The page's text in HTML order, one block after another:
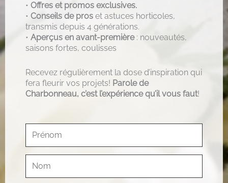
• Offres et promos exclusives.
• Conseils de pros et astuces horticoles,
transmis depuis 4 générations.
• Aperçus en avant-première: nouveautés,
saisons fortes, coulisses
Recevez régulièrement la dose d’inspiration qui
fera fleurir vos projets! Parole de
Charbonneau, c’est l’expérience qu’il vous faut!